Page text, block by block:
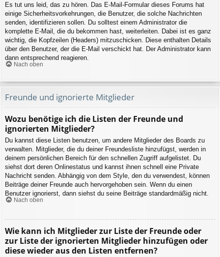
Es tut uns leid, das zu hören. Das E-Mail-Formular dieses Forums hat
einige Sicherheitsvorkehrungen, die Benutzer, die solche Nachrichten
senden, identifizieren sollen. Du solltest einem Administrator die
komplette E-Mail, die du bekommen hast, weiterleiten. Dabei ist es ganz
wichtig, die Kopfzeilen (Headers) mitzuschicken. Diese enthalten Details
über den Benutzer, der die E-Mail verschickt hat. Der Administrator kann
dann entsprechend reagieren.
Nach oben
Freunde und ignorierte Mitglieder
Wozu benötige ich die Listen der Freunde und
ignorierten Mitglieder?
Du kannst diese Listen benutzen, um andere Mitglieder des Boards zu
verwalten. Mitglieder, die du deiner Freundesliste hinzufügst, werden in
deinem persönlichen Bereich für den schnellen Zugriff aufgelistet. Du
siehst dort deren Onlinestatus und kannst ihnen schnell eine Private
Nachricht senden. Abhängig von dem Style, den du verwendest, können
Beiträge deiner Freunde auch hervorgehoben sein. Wenn du einen
Benutzer ignorierst, dann siehst du seine Beiträge standardmäßig nicht.
Nach oben
Wie kann ich Mitglieder zur Liste der Freunde oder
zur Liste der ignorierten Mitglieder hinzufügen oder
diese wieder aus den Listen entfernen?